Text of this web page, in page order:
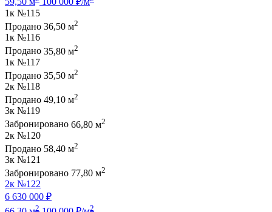
1к №115
Продано 36,50 м2
1к №116
Продано 35,80 м2
1к №117
Продано 35,50 м2
2к №118
Продано 49,10 м2
3к №119
Забронировано 66,80 м2
2к №120
Продано 58,40 м2
3к №121
Забронировано 77,80 м2
2к №122
6 630 000 ₽
2 2